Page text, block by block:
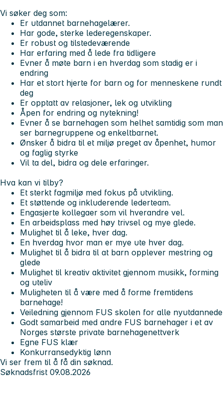
Vi søker deg som:
Er utdannet barnehagelærer.
Har gode, sterke lederegenskaper.
Er robust og tilstedeværende
Har erfaring med å lede fra tidligere
Evner å møte barn i en hverdag som stadig er i
endring
Har et stort hjerte for barn og for menneskene rundt
deg
Er opptatt av relasjoner, lek og utvikling
Åpen for endring og nytekning!
Evner å se barnehagen som helhet samtidig som man
ser barnegruppene og enkeltbarnet.
Ønsker å bidra til et miljø preget av åpenhet, humor
og faglig styrke
Vil ta del, bidra og dele erfaringer.
Hva kan vi tilby?
Et sterkt fagmiljø med fokus på utvikling.
Et støttende og inkluderende lederteam.
Engasjerte kollegaer som vil hverandre vel.
En arbeidsplass med høy trivsel og mye glede.
Mulighet til å leke, hver dag.
En hverdag hvor man er mye ute hver dag.
Mulighet til å bidra til at barn opplever mestring og
glede
Mulighet til kreativ aktivitet gjennom musikk, forming
og uteliv
Muligheten til å være med å forme fremtidens
barnehage!
Veiledning gjennom FUS skolen for alle nyutdannede
Godt samarbeid med andre FUS barnehager i et av
Norges største private barnehagenettverk
Egne FUS klær
Konkurransedyktig lønn
Vi ser frem til å få din søknad.
Søknadsfrist 09.08.2026